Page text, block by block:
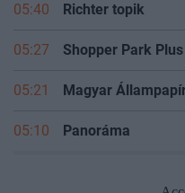
05:40 Richter topik
05:27 Shopper Park Plus
05:21 Magyar
05:10 Panoráma